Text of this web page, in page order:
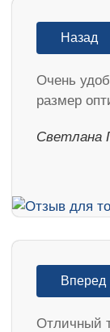
Назад
Очень
размер
Светлана
Вперед
Отличный